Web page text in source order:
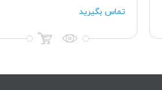
تماس بگیرید